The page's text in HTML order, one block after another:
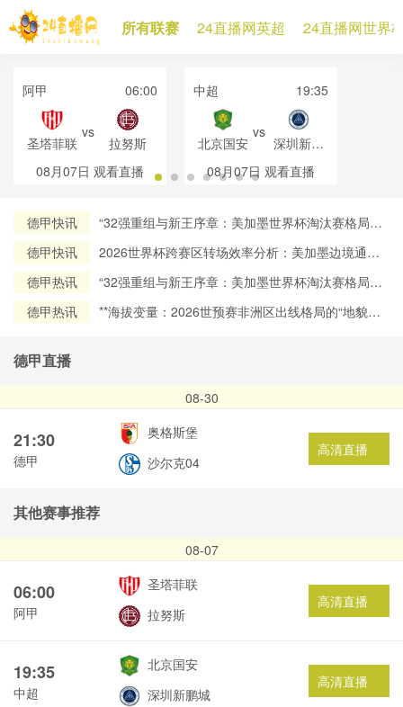
所有联赛 24直播网英超 24直播网世界
阿甲 06:00
圣塔菲联
vs
拉努斯
08月07日 观看直播
中超 19:35
北京国安
vs
深圳新鹏
城
08月07日 观看直播
德甲快讯
“32强重组与新王序章：美加墨世界杯淘汰赛格局再
德甲快讯
2026世界杯跨赛区转场效率分析：美加墨边境通关
德甲热讯
“32强重组与新王序章：美加墨世界杯淘汰赛格局再
德甲热讯
**海拔变量：2026世预赛非洲区出线格局的“地貌暗
德甲直播
08-30
21:30
德甲
奥格斯堡
沙尔克04
高清直播
其他赛事推荐
08-07
06:00
阿甲
圣塔菲联
拉努斯
高清直播
19:35
中超
北京国安
深圳新鹏城
高清直播